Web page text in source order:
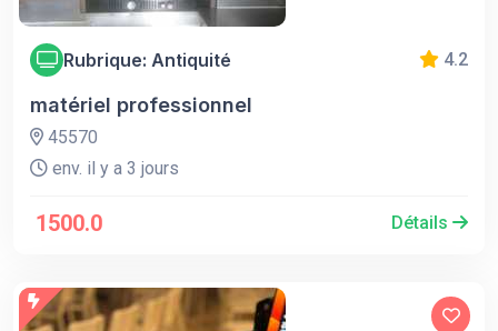
Rubrique: Antiquité 4.2
matériel professionnel
45570
env. il y a 3 jours
1500.0 Détails